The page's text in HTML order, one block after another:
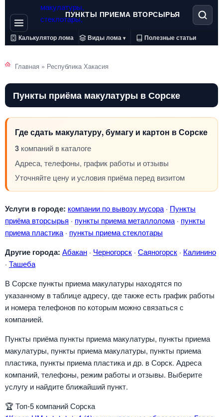
ПУНКТЫ ПРИЕМА ВТОРСЫРЬЯ
Калькулятор лома Виды лома ▾ Полезные статьи
Главная » Республика Хакасия
Пункты приёма макулатуры в Сорске
Где сдать макулатуру, бумагу и картон в Сорске
3 компаний в каталоге
Адреса, телефоны, график работы и отзывы
Уточняйте цену и условия приёма перед визитом
Услуги в городе: компании по вывозу мусора · Пункты
приёма вторсырья · пункты приема металлолома · пункты
приема пластика · пункты приема стеклотары
Другие города: Абакан · Черногорск · Саяногорск · Калинино
· Ташеба
В Сорске пункты приема макулатуры находятся по
указанному в таблице адресу, где также есть график работы
и номера телефонов по которым можно связаться с
компанией.
Пункты приёма пункты приема макулатуры, пункты приема
макулатуры, пункты приема макулатуры, пункты приема
пластика, пункты приема пластика и др. в Сорск. Адреса
компаний, телефоны, режим работы и отзывы. Выберите
услугу и найдите ближайший пункт.
🏆 Топ-5 компаний Сорска